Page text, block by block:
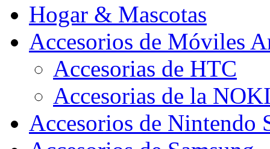
Hogar & Mascotas
Accesorios de Móviles
Accesorias de HTC
Accesorias de la
Accesorios de Nintendo